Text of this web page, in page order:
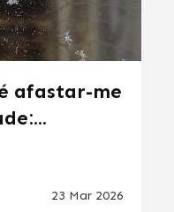
afastar-me
23 Mar 2026